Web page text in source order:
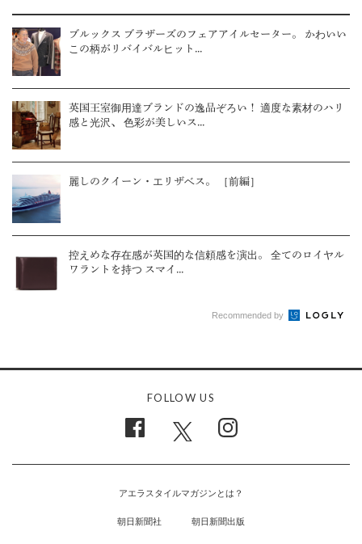
ブルックス ブラザーズのフェアアイルセーター。 かわいい
この柄がリバイバルヒット...
英国王室御用達ブランドの逸品ぞろい！ 適度な素材のハリ
感と光沢、 色彩が美しいス...
麗しのクイーン・エリザベス。 ［前編］
控えめな存在感が英国的な信頼感を演出。 全てのロイヤル
ワラントを持つ スマイ...
Recommended by
FOLLOW US
アエラスタイルマガジンとは？
朝日新聞社 朝日新聞出版